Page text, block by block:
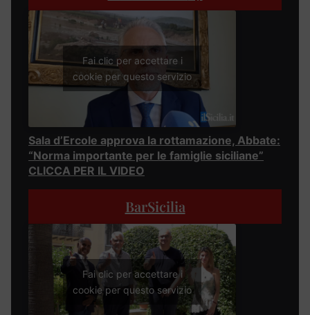
Fai clic per accettare i
cookie per questo servizio
Sala d’Ercole approva la rottamazione, Abbate:
“Norma importante per le famiglie siciliane”
CLICCA PER IL VIDEO
BarSicilia
Fai clic per accettare i
cookie per questo servizio